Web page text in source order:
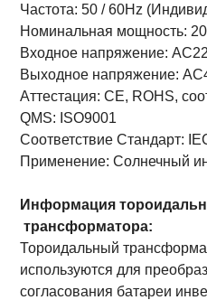
Частота:50 / 60Hz
Номинальная мощность:
Входное напряжение:
Выходное напряжение:
Аттестация:CE, ROHS,
QMS: ISO9001
Соответствие Стандарт:
Применение: Солнечный
Информация
трансформатора:
Тороидальный
используются для
согласования батареи